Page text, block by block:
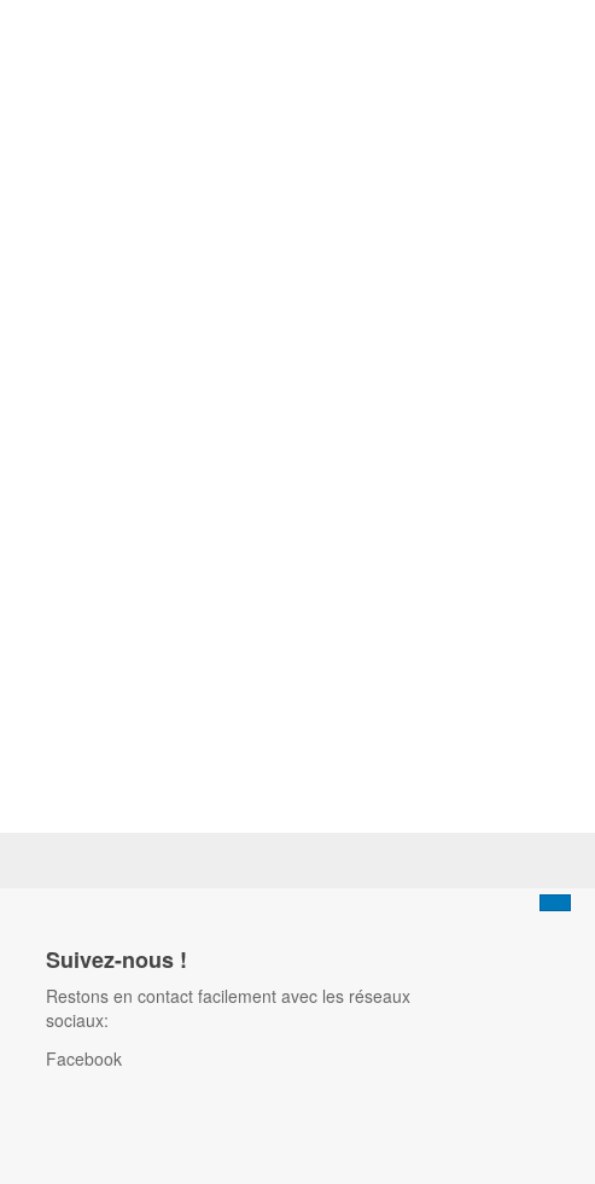
Suivez-nous !
Restons en contact facilement avec les réseaux
sociaux:
Facebook